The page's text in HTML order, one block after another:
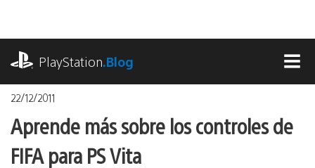
contenido
PlayStation.Blog
22/12/2011
Aprende más sobre los controles de
FIFA para PS Vita